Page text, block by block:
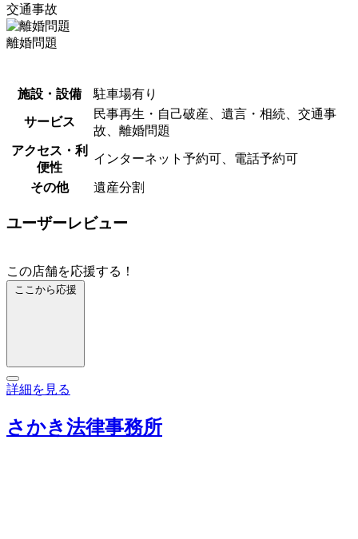
交通事故
離婚問題
施設・設備 駐車場有り
サービス
民事再生・自己破産、遺言・相続、交通事
故、離婚問題
アクセス・利
便性
インターネット予約可、電話予約可
その他 遺産分割
ユーザーレビュー
この店舗を応援する！
ここから応援
詳細を見る
さかき法律事務所